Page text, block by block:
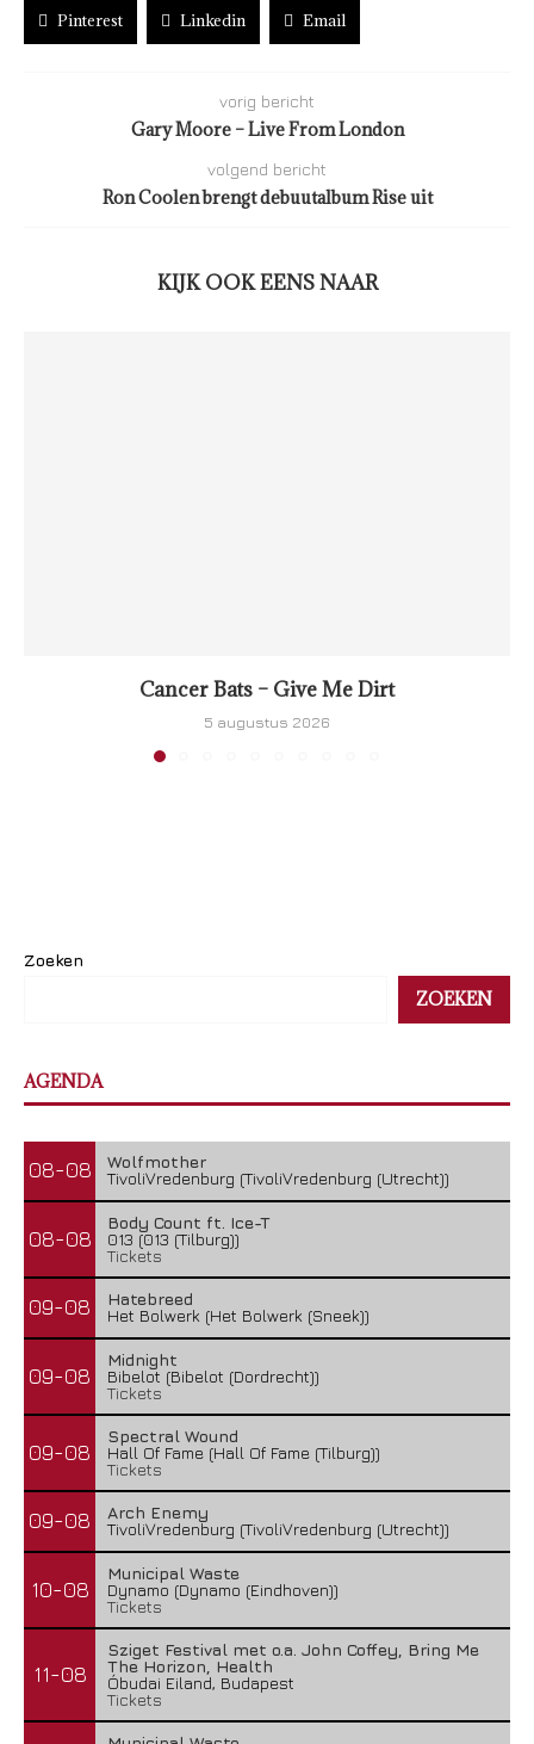
Pinterest Linkedin Email
vorig bericht
Gary Moore – Live From London
volgend bericht
Ron Coolen brengt debuutalbum Rise uit
KIJK OOK EENS NAAR
Cancer Bats – Give Me Dirt
5 augustus 2026
Zoeken
ZOEKEN
AGENDA
08-08
Wolfmother
TivoliVredenburg (TivoliVredenburg (Utrecht))
08-08
Body Count ft. Ice-T
013 (013 (Tilburg))
Tickets
09-08
Hatebreed
Het Bolwerk (Het Bolwerk (Sneek))
09-08
Midnight
Bibelot (Bibelot (Dordrecht))
Tickets
09-08
Spectral Wound
Hall Of Fame (Hall Of Fame (Tilburg))
Tickets
09-08
Arch Enemy
TivoliVredenburg (TivoliVredenburg (Utrecht))
10-08
Municipal Waste
Dynamo (Dynamo (Eindhoven))
Tickets
11-08
Sziget Festival met o.a. John Coffey, Bring Me
The Horizon, Health
Óbudai Eiland, Budapest
Tickets